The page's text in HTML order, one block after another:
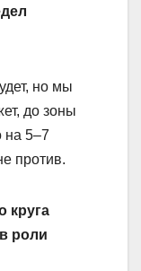
но мы
до зоны
на 5–7
против.
круга
роли